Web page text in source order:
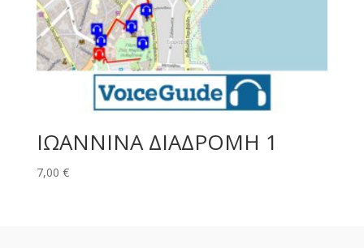
ΙΩΑΝΝΙΝΑ ΔΙΑΔΡΟΜΗ 1
7,00 €